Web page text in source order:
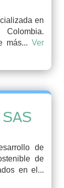
en
más... Ver
SAS
de
de
en el...